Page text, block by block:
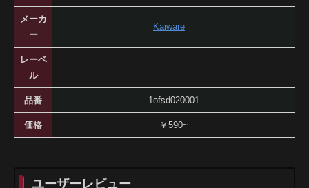
メーカ
ー
Kaiware
レーベ
ル
品番 1ofsd020001
価格 ￥590~
ユーザーレビュー